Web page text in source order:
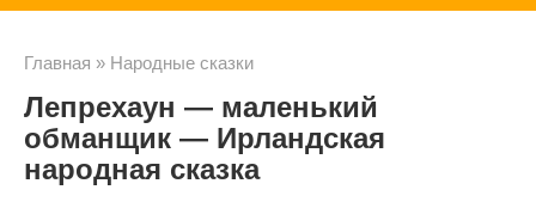
с
к
Главная » Народные сказки
Лепрехаун — маленький
обманщик — Ирландская
народная сказка